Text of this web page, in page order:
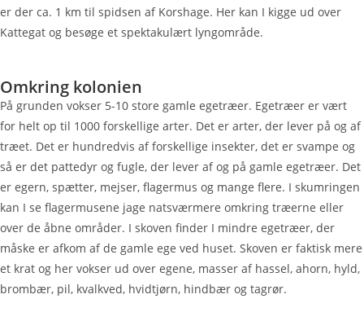
er der ca. 1 km til spidsen af Korshage. Her kan I kigge ud over
Kattegat og besøge et spektakulært lyngområde.
Omkring kolonien
På grunden vokser 5-10 store gamle egetræer. Egetræer er vært
for helt op til 1000 forskellige arter. Det er arter, der lever på og af
træet. Det er hundredvis af forskellige insekter, det er svampe og
så er det pattedyr og fugle, der lever af og på gamle egetræer. Det
er egern, spætter, mejser, flagermus og mange flere. I skumringen
kan I se flagermusene jage natsværmere omkring træerne eller
over de åbne områder. I skoven finder I mindre egetræer, der
måske er afkom af de gamle ege ved huset. Skoven er faktisk mere
et krat og her vokser ud over egene, masser af hassel, ahorn, hyld,
brombær, pil, kvalkved, hvidtjørn, hindbær og tagrør.